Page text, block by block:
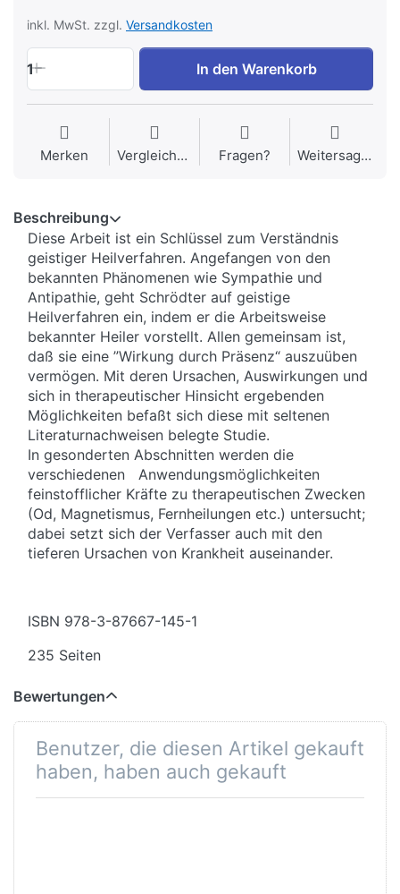
inkl. MwSt. zzgl. Versandkosten
1 In den Warenkorb
Merken Vergleichen Fragen? Weitersagen
Beschreibung
Diese Arbeit ist ein Schlüssel zum Verständnis
geistiger Heilverfahren. Angefangen von den
bekannten Phänomenen wie Sympathie und
Antipathie, geht Schrödter auf geistige
Heilverfahren ein, indem er die Arbeitsweise
bekannter Heiler vorstellt. Allen gemeinsam ist,
daß sie eine ”Wirkung durch Präsenz“ auszuüben
vermögen. Mit deren Ursachen, Auswirkungen und
sich in therapeutischer Hinsicht ergebenden
Möglichkeiten befaßt sich diese mit seltenen
Literaturnachweisen belegte Studie.
In gesonderten Abschnitten werden die
verschiedenen Anwendungsmöglichkeiten
feinstofflicher Kräfte zu therapeutischen Zwecken
(Od, Magnetismus, Fernheilungen etc.) untersucht;
dabei setzt sich der Verfasser auch mit den
tieferen Ursachen von Krankheit auseinander.
ISBN 978-3-87667-145-1
235 Seiten
Bewertungen
Benutzer, die diesen Artikel gekauft
haben, haben auch gekauft